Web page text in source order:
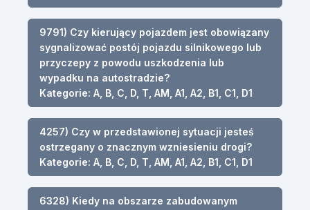
9791) Czy kierujący pojazdem jest obowiązany
sygnalizować postój pojazdu silnikowego lub
przyczepy z powodu uszkodzenia lub
wypadku na autostradzie?
Kategorie: A, B, C, D, T, AM, A1, A2, B1, C1, D1
4257) Czy w przedstawionej sytuacji jesteś
ostrzegany o znacznym wzniesieniu drogi?
Kategorie: A, B, C, D, T, AM, A1, A2, B1, C1, D1
6328) Kiedy na obszarze zabudowanym